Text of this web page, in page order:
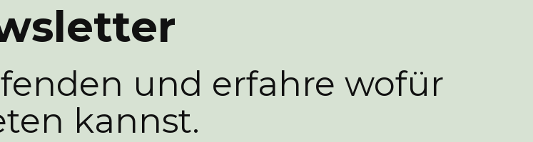
und erfahre wofür
kannst.